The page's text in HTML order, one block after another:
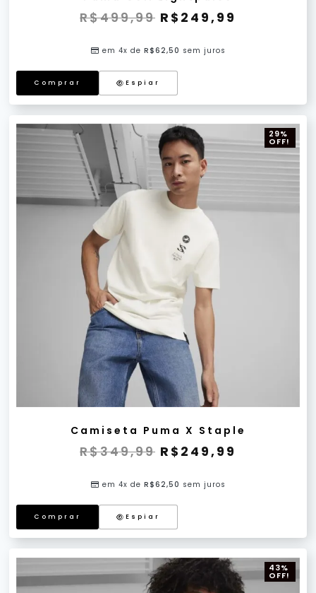
R$499,99 R$ 249,99
em 4x de R$62,50 sem juros
Comprar Espiar
29%
OFF!
Camiseta Puma X Staple
R$349,99 R$ 249,99
em 4x de R$62,50 sem juros
Comprar Espiar
43%
OFF!